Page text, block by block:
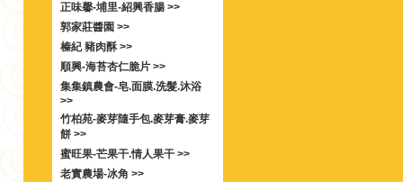
正味馨-埔里-紹興香腸 >>
郭家莊醬園 >>
榛紀 豬肉酥 >>
順興-海苔杏仁脆片 >>
集集鎮農會-皂.面膜.洗髮.沐浴
>>
竹柏苑-麥芽隨手包.麥芽膏.麥芽
餅 >>
蜜旺果-芒果干.情人果干 >>
老實農場-冰角 >>